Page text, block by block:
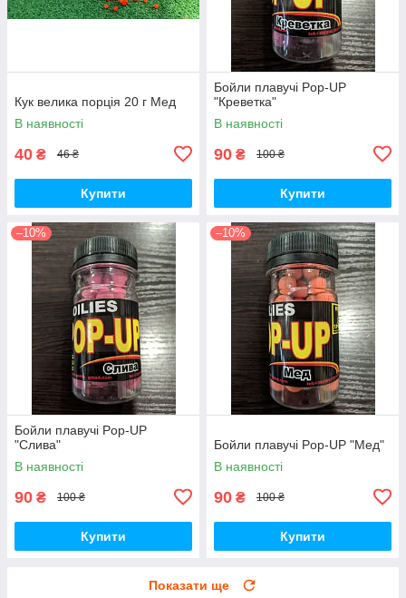
Кук велика порція 20 г Мед
В наявності
40 ₴ 46 ₴
Купити
Бойли плавучі Pop-UP
"Креветка"
В наявності
90 ₴ 100 ₴
Купити
–10%
Бойли плавучі Pop-UP
"Слива"
В наявності
90 ₴ 100 ₴
Купити
–10%
Бойли плавучі Pop-UP "Мед"
В наявності
90 ₴ 100 ₴
Купити
Показати ще